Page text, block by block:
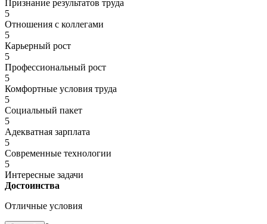
Признание результатов труда
5
Отношения с коллегами
5
Карьерный рост
5
Профессиональный рост
5
Комфортные условия труда
5
Социальный пакет
5
Адекватная зарплата
5
Современные технологии
5
Интересные задачи
Достоинства
Отличные условия